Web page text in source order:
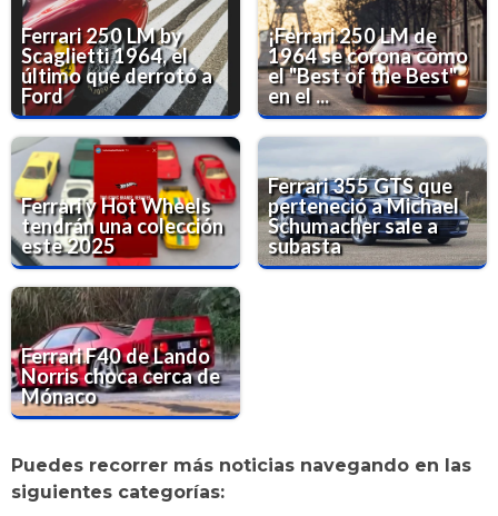
Ferrari 250 LM by
Scaglietti 1964, el
último que derrotó a
Ford
¡Ferrari 250 LM de
1964 se corona como
el "Best of the Best"
en el ...
Ferrari y Hot Wheels
tendrán una colección
este 2025
Ferrari 355 GTS que
perteneció a Michael
Schumacher sale a
subasta
Ferrari F40 de Lando
Norris choca cerca de
Mónaco
Puedes recorrer más noticias navegando en las
siguientes categorías: